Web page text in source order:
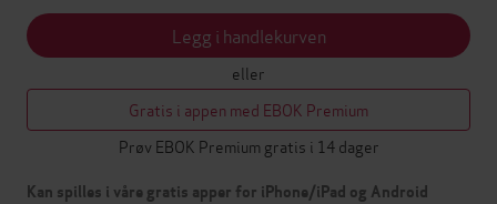
Legg i handlekurven
eller
Gratis i appen med EBOK Premium
Prøv EBOK Premium gratis i 14 dager
Kan spilles i våre gratis apper for iPhone/iPad og Android